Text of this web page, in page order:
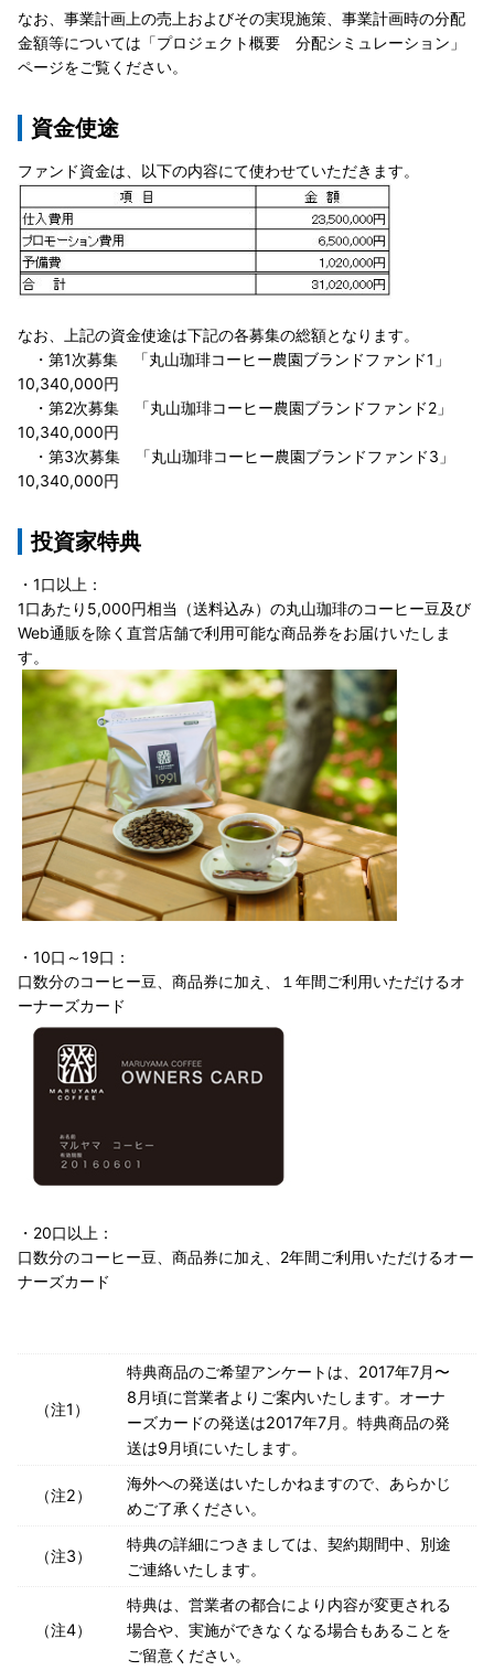
なお、事業計画上の売上およびその実現施策、事業計画時の分配
金額等については「プロジェクト概要 分配シミュレーション」
ページをご覧ください。
資金使途
ファンド資金は、以下の内容にて使わせていただきます。
なお、上記の資金使途は下記の各募集の総額となります。
・第1次募集 「丸山珈琲コーヒー農園ブランドファンド1」
10,340,000円
・第2次募集 「丸山珈琲コーヒー農園ブランドファンド2」
10,340,000円
・第3次募集 「丸山珈琲コーヒー農園ブランドファンド3」
10,340,000円
投資家特典
・1口以上：
1口あたり5,000円相当（送料込み）の丸山珈琲のコーヒー豆及び
Web通販を除く直営店舗で利用可能な商品券をお届けいたしま
す。
・10口～19口：
口数分のコーヒー豆、商品券に加え、１年間ご利用いただけるオ
ーナーズカード
・20口以上：
口数分のコーヒー豆、商品券に加え、2年間ご利用いただけるオー
ナーズカード
（注1）
特典商品のご希望アンケートは、2017年7月〜
8月頃に営業者よりご案内いたします。オーナ
ーズカードの発送は2017年7月。特典商品の発
送は9月頃にいたします。
（注2）
海外への発送はいたしかねますので、あらかじ
めご了承ください。
（注3）
特典の詳細につきましては、契約期間中、別途
ご連絡いたします。
（注4）
特典は、営業者の都合により内容が変更される
場合や、実施ができなくなる場合もあることを
ご留意ください。